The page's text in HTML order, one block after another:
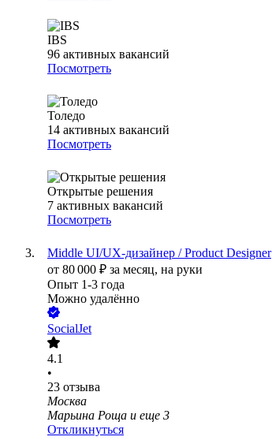
IBS
96 активных вакансий
Посмотреть
Толедо
14 активных вакансий
Посмотреть
Открытые решения
7 активных вакансий
Посмотреть
Middle UI/UX-дизайнер / Product Designer
от 80 000 ₽ за месяц, на руки
Опыт 1-3 года
Можно удалённо
SocialJet
4.1
•
23 отзыва
Москва
Марьина Роща и еще 3
Откликнуться